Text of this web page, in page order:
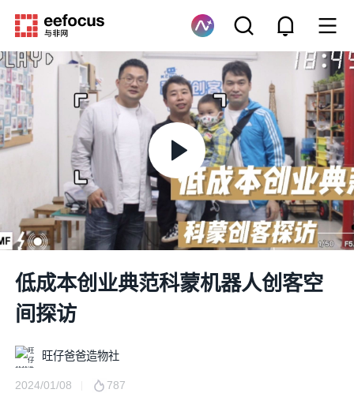
低成本创业典范科蒙机器人创客空
间探访
旺仔爸爸造物社
2024/01/08 787